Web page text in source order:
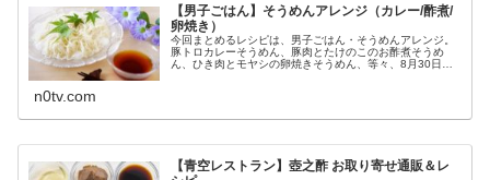
【男子ごはん】そうめんアレンジ（カレー/酢煮/
卵焼き）
今回まとめるレシピは、男子ごはん・そうめんアレンジ。
豚トロカレーそうめん、豚肉とたけのこのお酢煮そうめ
ん、ひき肉とモヤシの卵焼きそうめん、等々、8月30日の
n0tv.com
【青空レストラン】壺之酢 お取り寄せ通販＆レ